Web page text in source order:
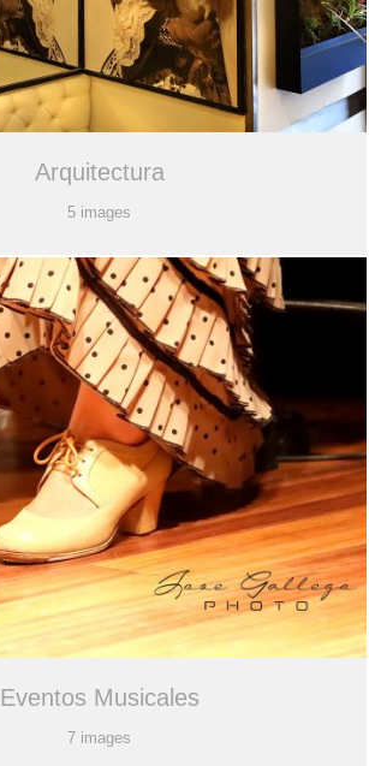
Arquitectura
5 images
Eventos Musicales
7 images